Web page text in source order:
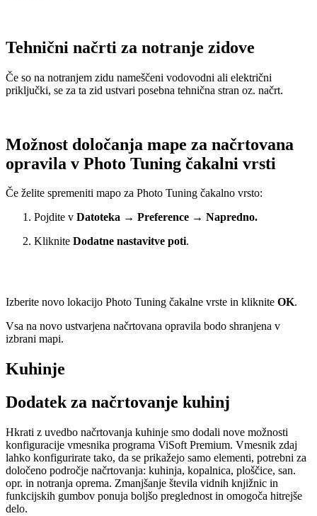
Tehnični načrti za notranje zidove
Če so na notranjem zidu nameščeni vodovodni ali električni
priključki, se za ta zid ustvari posebna tehnična stran oz. načrt.
Možnost določanja mape za načrtovana
opravila v Photo Tuning čakalni vrsti
Če želite spremeniti mapo za Photo Tuning čakalno vrsto:
Pojdite v Datoteka → Preference → Napredno.
Kliknite Dodatne nastavitve poti.
Izberite novo lokacijo Photo Tuning čakalne vrste in kliknite OK.
Vsa na novo ustvarjena načrtovana opravila bodo shranjena v
izbrani mapi.
Kuhinje
Dodatek za načrtovanje kuhinj
Hkrati z uvedbo načrtovanja kuhinje smo dodali nove možnosti
konfiguracije vmesnika programa ViSoft Premium. Vmesnik zdaj
lahko konfigurirate tako, da se prikažejo samo elementi, potrebni za
določeno področje načrtovanja: kuhinja, kopalnica, ploščice, san.
opr. in notranja oprema. Zmanjšanje števila vidnih knjižnic in
funkcijskih gumbov ponuja boljšo preglednost in omogoča hitrejše
delo.